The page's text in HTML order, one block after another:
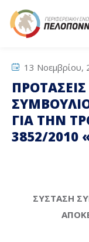
13 Νοεμβρίου,
ΓΙΑ ΤΗΝ
3852/2010
ΣΥΣΤΑΣΗ